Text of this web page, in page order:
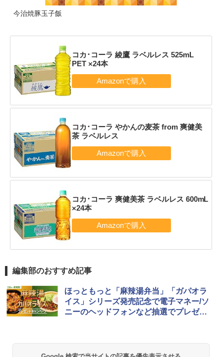
今治焼豚玉子飯
コカ･コーラ 綾鷹 ラベルレス 525mL
PET ×24本
コカ･コーラ やかんの麦茶 from 爽健美
茶 ラベルレス
コカ･コーラ 爽健美茶 ラベルレス 600mL
×24本
編集部のおすすめ記事
ほっともっと「麻辣湯弁当」「ガパオラ
イス」シリーズ発売記念で電子マネー/ソ
ニーのヘッドフォンなど抽選でプレゼン